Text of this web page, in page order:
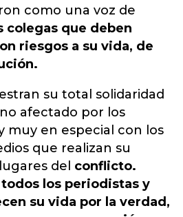
como una voz de
colegas que deben
riesgos a su vida, de
su total solidaridad
afectado por los
muy en especial con los
que realizan su
del conflicto.
los periodistas y
su vida por la verdad,